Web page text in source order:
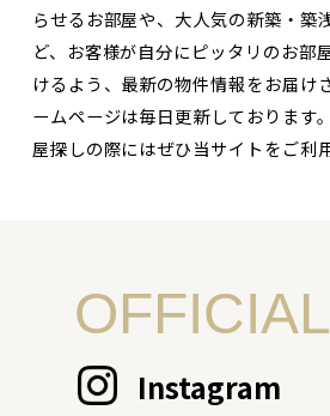
らせるお部屋や、大人気の新築・築
ど、お客様が自分にピッタリのお部
けるよう、最新の物件情報をお届け
ームページは毎日更新しております
屋探しの際にはぜひ当サイトをご利
Instagram